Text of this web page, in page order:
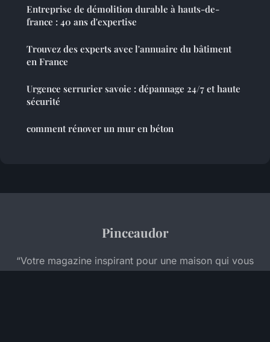
Entreprise de démolition durable à hauts-de-
france : 40 ans d'expertise
Trouvez des experts avec l'annuaire du bâtiment
en France
Urgence serrurier savoie : dépannage 24/7 et haute
sécurité
comment rénover un mur en béton
Pinceaudor
“Votre magazine inspirant pour une maison qui vous